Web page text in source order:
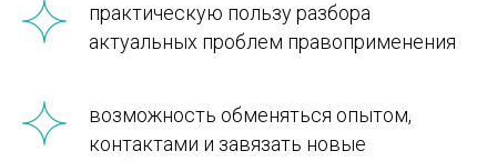
практическую пользу разбора
актуальных проблем правоприменения
возможность обменяться опытом,
контактами и завязать новые